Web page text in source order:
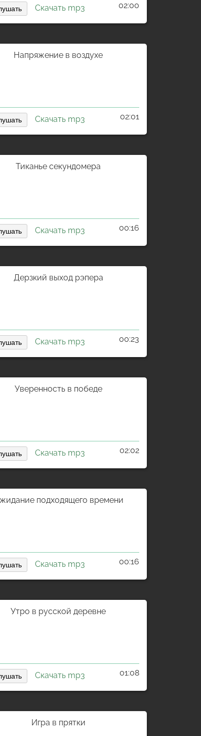
Скачать mp3 02:00
Напряжение в воздухе
Скачать mp3 02:01
Тиканье секундомера
Скачать mp3 00:16
Дерзкий выход рэпера
Скачать mp3 00:23
Уверенность в победе
Скачать mp3 02:02
подходящего времени
Скачать mp3 00:16
Утро в русской деревне
Скачать mp3 01:08
Игра в прятки